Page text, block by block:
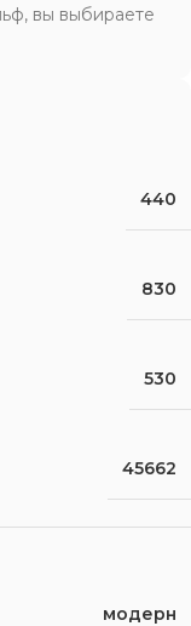
вы выбираете
440
830
530
45662
модерн